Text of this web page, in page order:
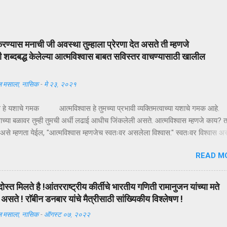
करण्यास मनाची जी अवस्था तुम्हाला प्रेरणा देत असते ती म्हणजे
शब्दबद्ध केलेल्या आत्मविश्वास बाबत सविस्तर वाचण्यासाठी खालील
मसाला, नासिक - मे २३, २०२१
हे यशाचे गमक आत्मविश्वास हे तुमच्या प्रभावी व्यक्तिमत्वाच्या यशाचे गमक आहे.
बळावर तुम्ही तुमची अर्धी लढाई आधीच जिंकलेली असते. आत्मविश्वास म्हणजे काय?
म्हणता येईल, "आत्मविश्वास म्हणजेच स्वतःवर असलेला विश्वास." स्वतःवर विश्वास
मनाची जी अवस्था तुम्हाला प्रेरणा देत असते ती म्हणजे आत्मविश्वास."
जग जिंकू शकते. प्रबळ आत्मविश्वास अर्थात स्वतःकडे पाहण्याची सकारात्मक दृष्टी
दृष्टीकोनातून स्वतःकडे पहाल तर तुम्हाला तुमच्यात अनेक क्षमता दिसतील. स्वतःचे
आपण आपले वेगळे अस्तित्व निर्माण करू शकतो. "जीवनाच्या लढाईत यशस्वी बनण्याचे
म्हणजे आत्मविश्वास" आत्मविश्वास ही ...
READ
मिलते है !आंतरराष्ट्रीय कीर्तीचे भारतीय गणिती रामानुजन यांच्या मते
! राॅबीन डनबार यांचे मैत्रीसाठी सांख्यिकीय विश्लेषण !
मसाला, नासिक - ऑगस्ट ०७, २०२२